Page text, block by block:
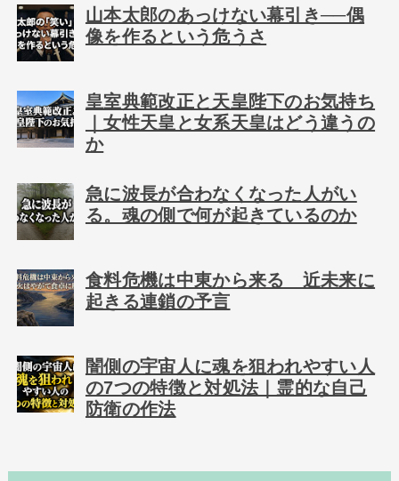
山本太郎のあっけない幕引き──偶
像を作るという危うさ
皇室典範改正と天皇陛下のお気持ち
｜女性天皇と女系天皇はどう違うの
か
急に波長が合わなくなった人がい
る。魂の側で何が起きているのか
食料危機は中東から来る 近未来に
起きる連鎖の予言
闇側の宇宙人に魂を狙われやすい人
の7つの特徴と対処法｜霊的な自己
防衛の作法